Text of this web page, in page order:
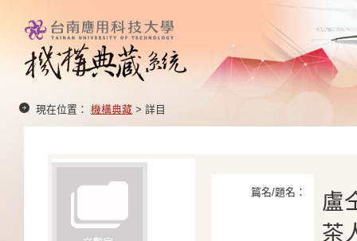
現在位置： 機構典藏 > 詳目
篇名/題名：
盧
茶